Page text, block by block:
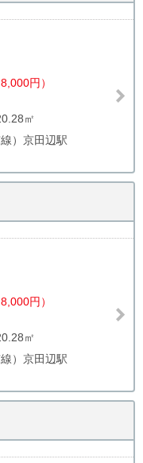
円）
㎡
）京田辺駅
円）
㎡
）京田辺駅